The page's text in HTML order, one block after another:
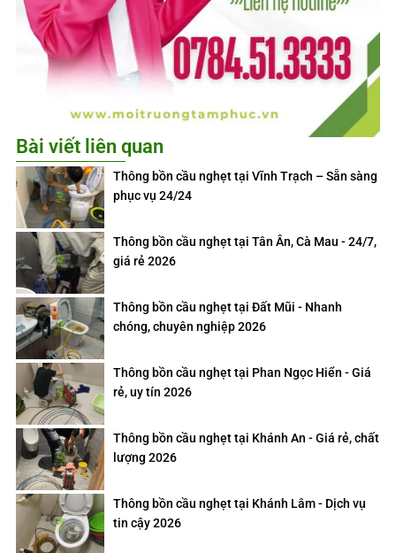
Bài viết liên quan
Thông bồn cầu nghẹt tại Vĩnh Trạch – Sẵn sàng
phục vụ 24/24
Thông bồn cầu nghẹt tại Tân Ân, Cà Mau - 24/7,
giá rẻ 2026
Thông bồn cầu nghẹt tại Đất Mũi - Nhanh
chóng, chuyên nghiệp 2026
Thông bồn cầu nghẹt tại Phan Ngọc Hiển - Giá
rẻ, uy tín 2026
Thông bồn cầu nghẹt tại Khánh An - Giá rẻ, chất
lượng 2026
Thông bồn cầu nghẹt tại Khánh Lâm - Dịch vụ
tin cậy 2026